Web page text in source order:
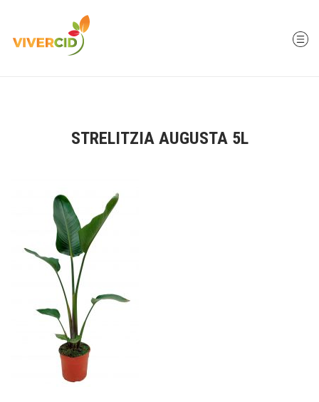
STRELITZIA AUGUSTA 5L